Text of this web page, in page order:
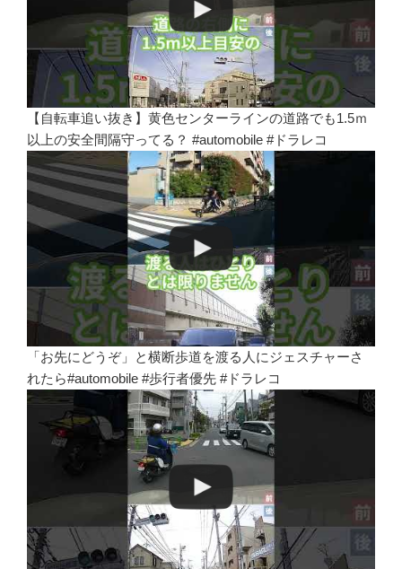
【自転車追い抜き】黄色センターラインの道路でも1.5ｍ
以上の安全間隔守ってる？ #automobile #ドラレコ
「お先にどうぞ」と横断歩道を渡る人にジェスチャーさ
れたら#automobile #歩行者優先 #ドラレコ